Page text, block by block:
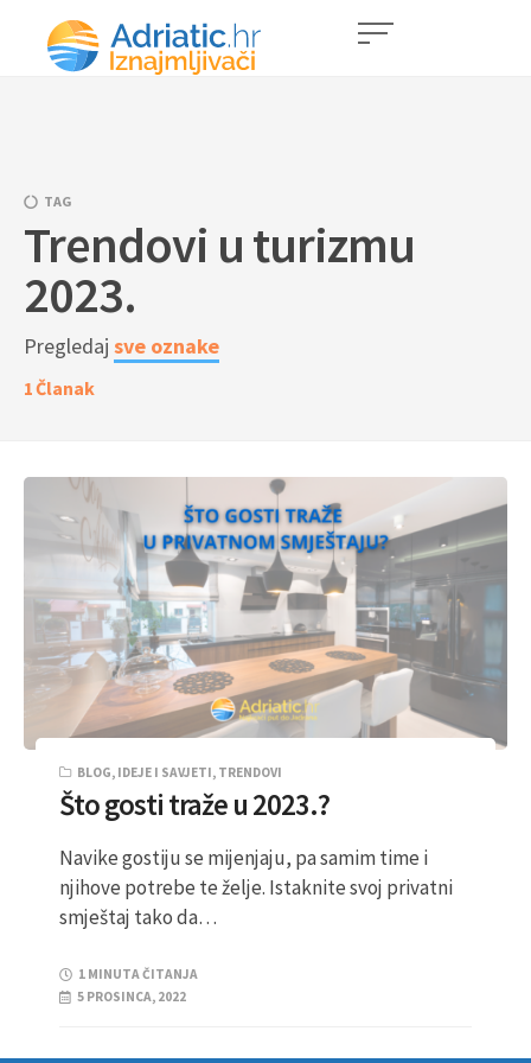
TAG
Trendovi u turizmu
2023.
Pregledaj sve oznake
1Članak
BLOG, IDEJE I SAVJETI, TRENDOVI
Što gosti traže u 2023.?
Navike gostiju se mijenjaju, pa samim time i
njihove potrebe te želje. Istaknite svoj privatni
smještaj tako da…
1 MINUTA ČITANJA
5 PROSINCA, 2022